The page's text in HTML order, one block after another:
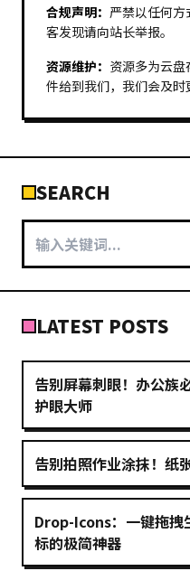
合规声明： 严禁以任何
客发现请向站长举报。
资源维护： 资源多为云
件给到我们，我们会及时
SEARCH
LATEST POSTS
告别屏幕刺眼！办公族
护眼大师
告别拍照作业涂抹！纸
Drop-Icons：一键拖拽
标的极简神器